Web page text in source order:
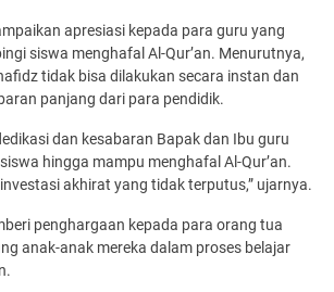
apresiasi kepada para guru yang
siswa menghafal Al-Qur’an. Menurutnya,
tidak bisa dilakukan secara instan dan
panjang dari para pendidik.
dan kesabaran Bapak dan Ibu guru
hingga mam­pu menghafal Al-Qur’an.
akhirat yang tidak terputus,” ujarnya.
penghargaan kepada para orang tua
anak-anak mereka dalam proses belajar